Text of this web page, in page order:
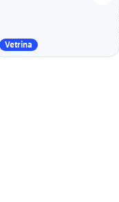
Vetrina